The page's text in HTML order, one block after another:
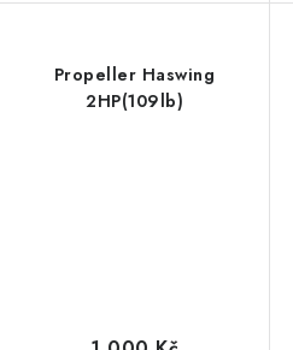
Propeller Haswing
2HP(109lb)